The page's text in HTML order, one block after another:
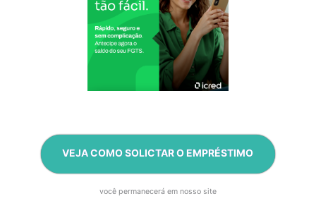
VEJA COMO SOLICTAR O EMPRÉSTIMO
você permanecerá em nosso site